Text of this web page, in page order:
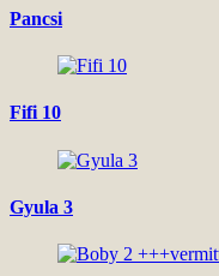
Pancsi
Fifi 10
Gyula 3